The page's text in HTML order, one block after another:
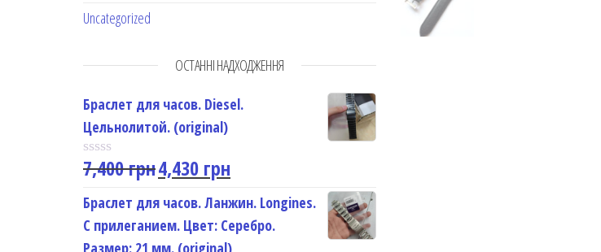
Uncategorized
ОСТАННІ НАДХОДЖЕННЯ
Браслет для часов. Diesel.
Цельнолитой. (original)
R
t
e
d
0
7,400грн4,430 грн
Браслет для часов. Ланжин. Longines.
С прилеганием. Цвет: Серебро.
Размер: 21 мм. (original)